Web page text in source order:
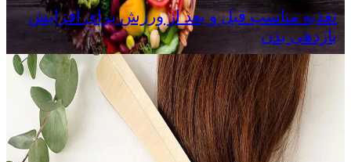
تغذیه مناسب قبل و بعد از ورزش برای افزایش
بازدهی بدن